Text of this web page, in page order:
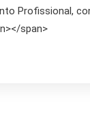
Profissional,
span>